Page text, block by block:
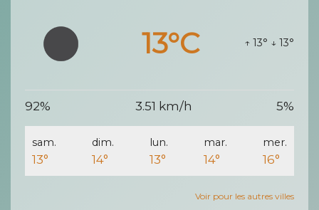
13°C ↑ 13° ↓ 13°
92% 3.51 km/h 5%
sam.
13°
dim.
14°
lun.
13°
mar.
14°
mer.
16°
Voir pour les autres villes